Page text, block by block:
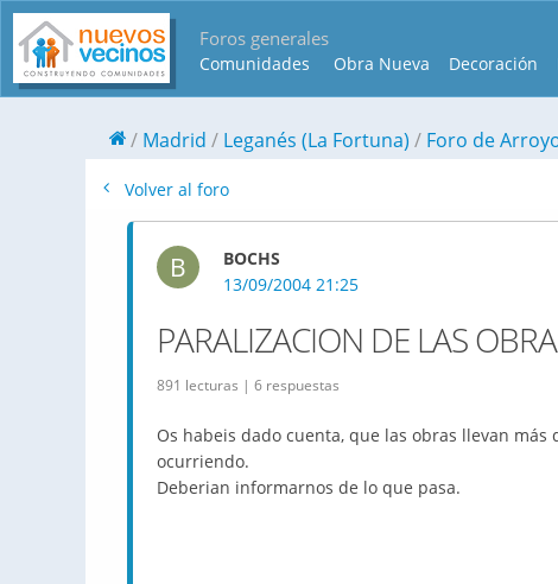
Foros generales
Comunidades Obra Nueva Decoración
Madrid Leganés (La Fortuna) Foro de
Volver al foro
B
BOCHS
13/09/2004 21:25
PARALIZACION DE LAS
891 lecturas | 6 respuestas
Os habeis dado cuenta, que las obras llevan más
ocurriendo.
Deberian informarnos de lo que pasa.